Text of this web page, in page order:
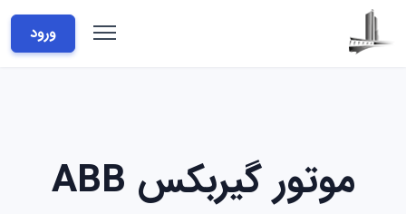
ورود
موتور گیربکس ABB